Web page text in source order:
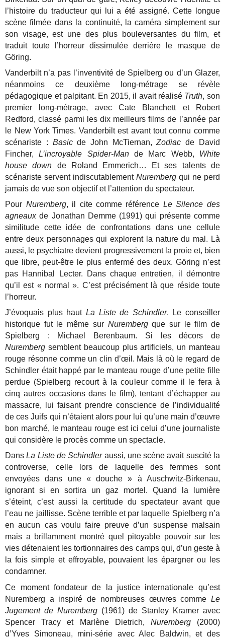
l’histoire du traducteur qui lui a été assigné. Cette longue
scène filmée dans la continuité, la caméra simplement sur
son visage, est une des plus bouleversantes du film, et
traduit toute l’horreur dissimulée derrière le masque de
Göring.
Vanderbilt n’a pas l’inventivité de Spielberg ou d’un Glazer,
néanmoins ce deuxième long-métrage se révèle
pédagogique et palpitant. En 2015, il avait réalisé Truth, son
premier long-métrage, avec Cate Blanchett et Robert
Redford, classé parmi les dix meilleurs films de l’année par
le New York Times. Vanderbilt est avant tout connu comme
scénariste : Basicde John McTiernan,Zodiacde David
Fincher,L’incroyable Spider-Mande Marc Webb, White
house down de Roland Emmerich… Et ses talents de
scénariste servent indiscutablement Nuremberg qui ne perd
jamais de vue son objectif et l’attention du spectateur.
Pour Nuremberg, il cite comme référence Le Silence des
agneauxde Jonathan Demme (1991) qui présente comme
similitude cette idée de confrontations dans une cellule
entre deux personnages qui explorent la nature du mal. Là
aussi, le psychiatre devient progressivement la proie et, bien
que libre, peut-être le plus enfermé des deux. Göring n’est
pas Hannibal Lecter. Dans chaque entretien, il démontre
qu’il est « normal ». C’est précisément là que réside toute
l’horreur.
J’évoquais plus haut La Liste de Schindler. Le conseiller
historique fut le même sur Nurembergque sur le film de
Spielberg : Michael Berenbaum. Si les décors de
Nuremberg semblent beaucoup plus artificiels, un manteau
rouge résonne comme un clin d’œil. Mais là où le regard de
Schindler était happé par le manteau rouge d’une petite fille
perdue (Spielberg recourt à la couleur comme il le fera à
cinq autres occasions dans le film), tentant d’échapper au
massacre, lui faisant prendre conscience de l’individualité
de ces Juifs qui n’étaient alors pour lui qu’une main d’œuvre
bon marché, le manteau rouge est ici celui d’une journaliste
qui considère le procès comme un spectacle.
DansLa Liste de Schindleraussi, une scène avait suscité la
controverse, celle lors de laquelle des femmes sont
envoyées dans une « douche » à Auschwitz-Birkenau,
ignorant si en sortira un gaz mortel. Quand la lumière
s’éteint, c’est aussi la certitude du spectateur avant que
l’eau ne jaillisse. Scène terrible et par laquelle Spielberg n’a
en aucun cas voulu faire preuve d’un suspense malsain
mais a brillamment montré quel pitoyable pouvoir sur les
vies détenaient les tortionnaires des camps qui, d’un geste à
la fois simple et effroyable, pouvaient les épargner ou les
condamner.
Ce moment fondateur de la justice internationale qu’est
Nuremberg a inspiré de nombreuses œuvres comme Le
Jugement de Nuremberg (1961) de Stanley Kramer avec
Spencer Tracy et Marlène Dietrich, Nuremberg (2000)
d’Yves Simoneau, mini-série avec Alec Baldwin, et des